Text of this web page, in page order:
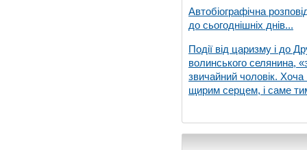
Автобіографічна
до сьогоднішніх днів...
Події від царизму і до
волинського селянина,
звичайний чоловік. Хоча
щирим серцем, і саме